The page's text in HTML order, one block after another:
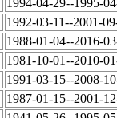
1994-04-29--1995-
1992-03-11--2001-
1988-01-04--2016-
1981-10-01--2010-
1991-03-15--2008-
1987-01-15--2001-